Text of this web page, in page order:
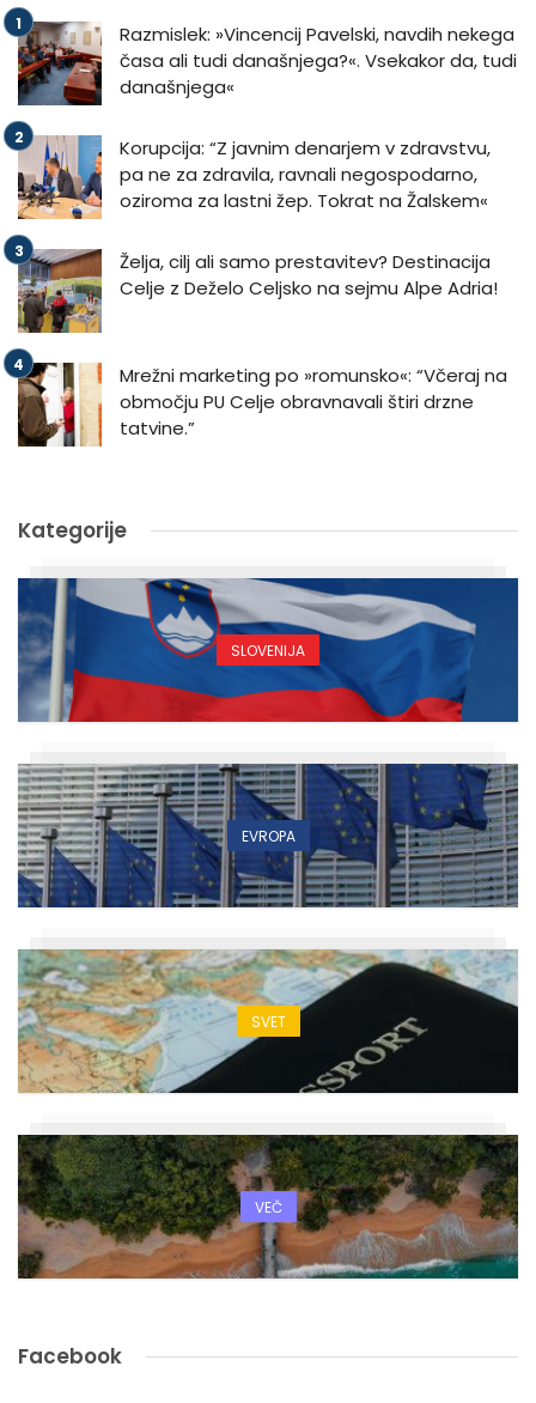
Razmislek: »Vincencij Pavelski, navdih nekega
časa ali tudi današnjega?«. Vsekakor da, tudi
današnjega«
Korupcija: “Z javnim denarjem v zdravstvu,
pa ne za zdravila, ravnali negospodarno,
oziroma za lastni žep. Tokrat na Žalskem«
Želja, cilj ali samo prestavitev? Destinacija
Celje z Deželo Celjsko na sejmu Alpe Adria!
Mrežni marketing po »romunsko«: “Včeraj na
območju PU Celje obravnavali štiri drzne
tatvine.”
Kategorije
SLOVENIJA
EVROPA
SVET
VEČ
Facebook